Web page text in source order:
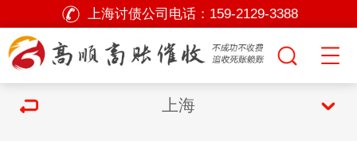
上海讨债公司电话： 159-2129-3388
上海